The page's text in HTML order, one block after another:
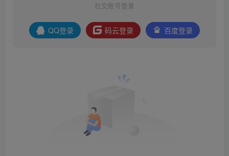
社交账号登录
QQ登录 码云登录 百度登录